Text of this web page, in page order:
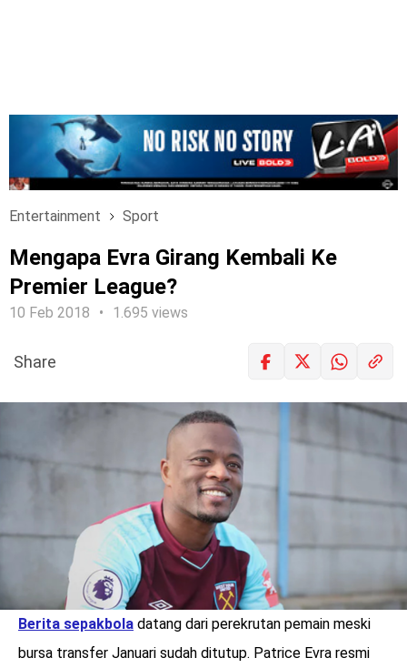
Entertainment Sport
Mengapa Evra Girang Kembali Ke
Premier League?
10 Feb 2018 1.695 views
LOGIN
Share
Berita sepakbola datang dari perekrutan pemain meski
bursa transfer Januari sudah ditutup. Patrice Evra resmi